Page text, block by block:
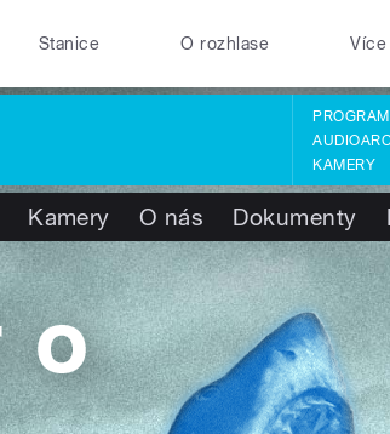
Stanice O rozhlase Více
PROGRAM
KAMERY
Kamery O nás Dokumenty